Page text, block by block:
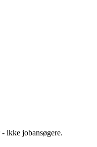
ikke jobansøgere.